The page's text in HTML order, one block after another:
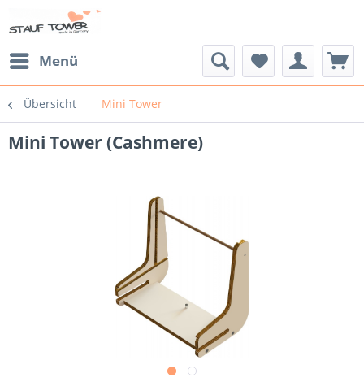
Menü
Übersicht Mini Tower
Mini Tower (Cashmere)